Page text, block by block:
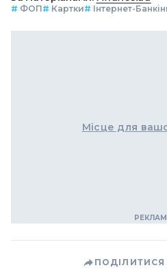
# ФОП# Картки# Інтернет-
Місце для